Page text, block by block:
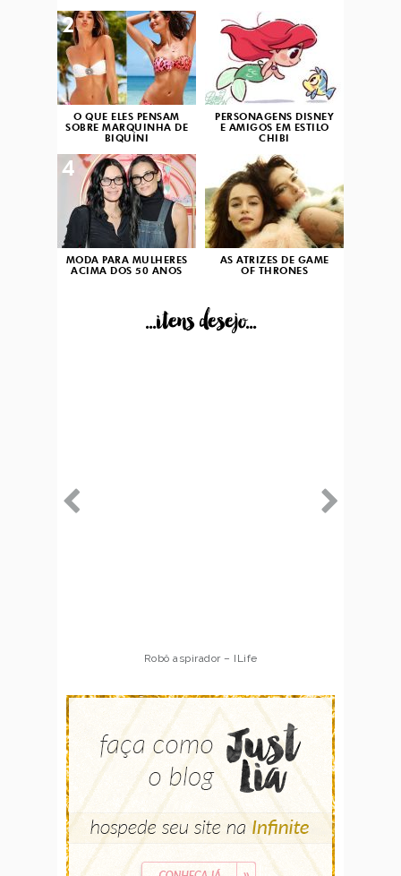
O QUE ELES PENSAM
SOBRE MARQUINHA DE
BIQUÍNI
2
PERSONAGENS DISNEY
E AMIGOS EM ESTILO
CHIBI
3
MODA PARA MULHERES
ACIMA DOS 50 ANOS
4
AS ATRIZES DE GAME
OF THRONES
...itens desejo...
Robô aspirador – ILife